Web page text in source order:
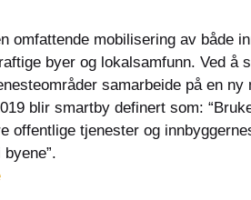
mobilisering av både
byer og lokalsamfunn. Ved å
samarbeide på en
blir smartby definert som:
offentlige tjenester og